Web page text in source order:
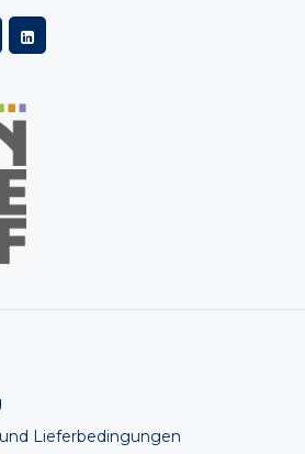
Lieferbedingungen